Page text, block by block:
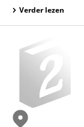
Verder lezen